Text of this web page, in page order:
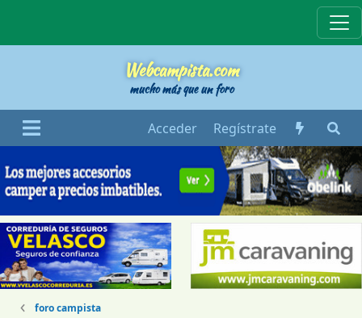
Webcampista.com
mucho más que un foro
Acceder Regístrate
foro campista